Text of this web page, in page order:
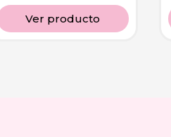
Ver producto